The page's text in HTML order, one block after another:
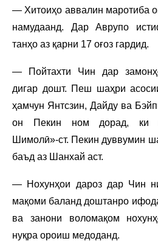
— Хитоиҳо аввалин маротиба
намудаанд. Дар Аврупо
танҳо аз қарни 17 оғоз гардид.
— Пойтахти Чин дар
дигар дошт. Пеш шаҳри
ҳамчун Янтсзин, Дайду ва
он Пекин ном дорад, ки
Шимолӣ»-ст. Пекин дуввумин
баъд аз Шанхай аст.
— Нохунҳои дароз дар Чин
мақоми баланд доштанро
ва занони воломақом
нуқра ороиш медоданд.